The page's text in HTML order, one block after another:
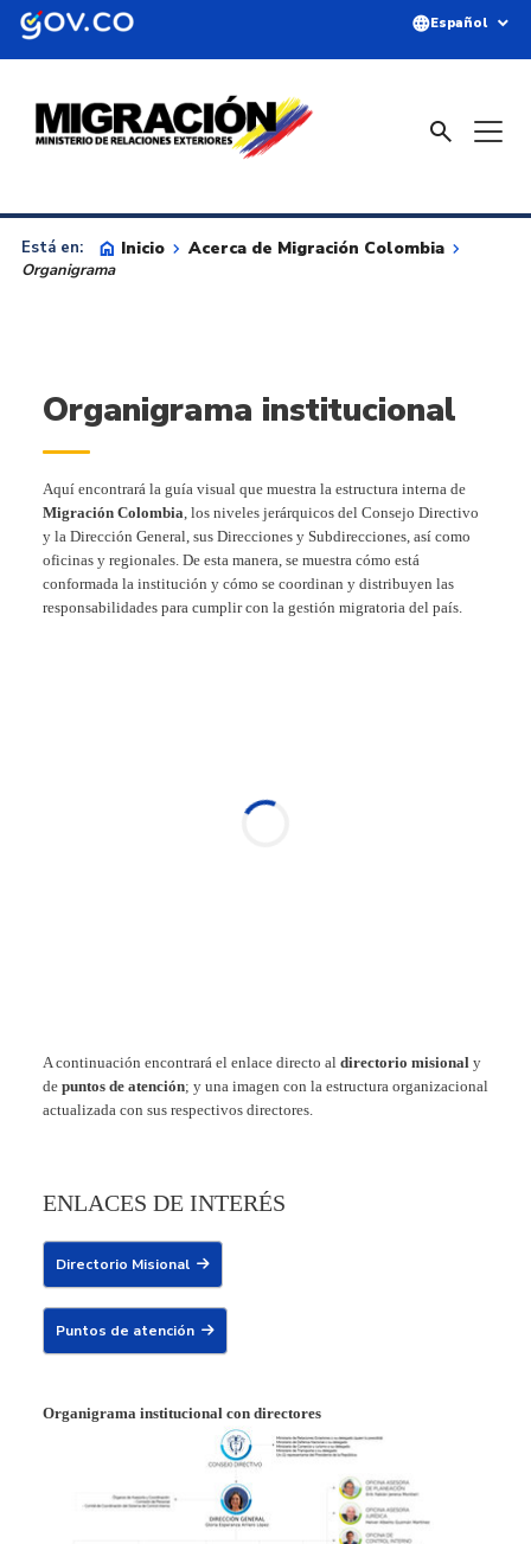
Saltar al contenido principal
languageEspañol expand_more
search
Está en: home Inicio keyboard_arrow_right Acerca de Migración Colombia keyboard_arrow_right
Organigrama
Organigrama institucional
Aquí encontrará la guía visual que muestra la estructura interna de
Migración Colombia, los niveles jerárquicos del Consejo Directivo
y la Dirección General, sus Direcciones y Subdirecciones, así como
oficinas y regionales. De esta manera, se muestra cómo está
conformada la institución y cómo se coordinan y distribuyen las
responsabilidades para cumplir con la gestión migratoria del país.
A continuación encontrará el enlace directo al directorio misional y
de puntos de atención; y una imagen con la estructura organizacional
actualizada con sus respectivos directores.
ENLACES DE INTERÉS
Directorio Misional
Puntos de atención
Organigrama institucional con directores